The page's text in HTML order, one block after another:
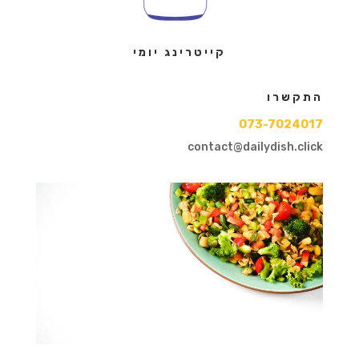
קייטרינג יומי
התקשרו
073-7024017
contact@dailydish.click